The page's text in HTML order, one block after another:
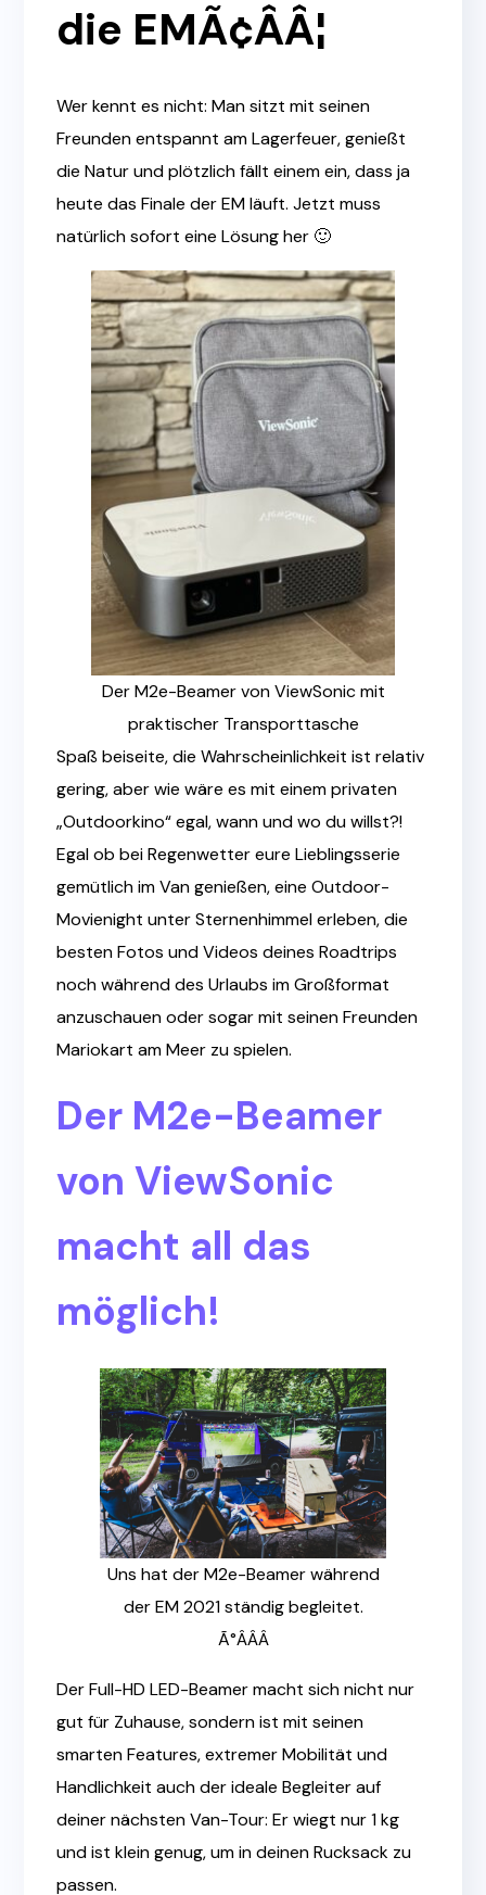
die EMÃ¢ÂÂ¦
Wer kennt es nicht: Man sitzt mit seinen
Freunden entspannt am Lagerfeuer, genießt
die Natur und plötzlich fällt einem ein, dass ja
heute das Finale der EM läuft. Jetzt muss
natürlich sofort eine Lösung her 🙂
DerM2e-Beamer von ViewSonic mit
praktischer Transporttasche
Spaß beiseite, die Wahrscheinlichkeit ist relativ
gering, aber wie wäre es mit einem privaten
„Outdoorkino“ egal, wann und wo du willst?!
Egal ob bei Regenwetter eure Lieblingsserie
gemütlich im Van genießen, eine Outdoor-
Movienight unter Sternenhimmel erleben, die
besten Fotos und Videos deines Roadtrips
noch während des Urlaubs im Großformat
anzuschauen oder sogar mit seinen Freunden
Mariokart am Meer zu spielen.
Der M2e-Beamer
von ViewSonic
macht all das
möglich!
Uns hat derM2e-Beamer während
der EM 2021 ständig begleitet.
Ã°ÂÂÂ
Der Full-HD LED-Beamer macht sich nicht nur
gut für Zuhause, sondern ist mit seinen
smarten Features, extremer Mobilität und
Handlichkeit auch der ideale Begleiter auf
deiner nächsten Van-Tour: Er wiegt nur 1 kg
und ist klein genug, um in deinen Rucksack zu
passen.